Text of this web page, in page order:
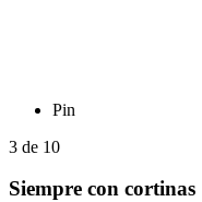
Pin
3 de 10
Siempre con cortinas